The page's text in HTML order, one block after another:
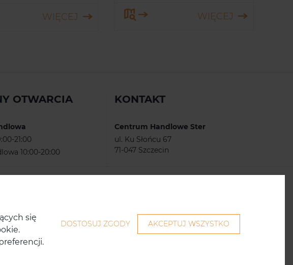
WIĘCEJ WIĘCEJ
OTWARCIA
21:00
10:00-20:00
KONTAKT
Centrum Handlowe Ster
ul. Ku Słońcu 67
71-047 Szczecin
tel.91/ 486 90 41
się
DOSTOSUJ ZGODY AKCEPTUJ WSZYSTKO